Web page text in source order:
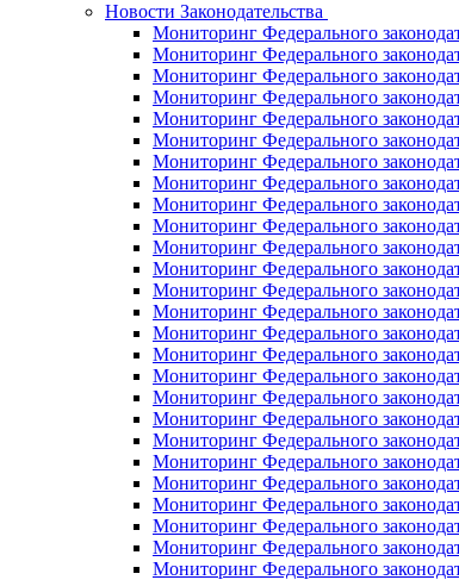
Новости Законодательства
Мониторинг Федерального
Мониторинг Федерального
Мониторинг Федерального
Мониторинг Федерального
Мониторинг Федерального
Мониторинг Федерального
Мониторинг Федерального
Мониторинг Федерального
Мониторинг Федерального
Мониторинг Федерального
Мониторинг Федерального
Мониторинг Федерального
Мониторинг Федерального
Мониторинг Федерального
Мониторинг Федерального
Мониторинг Федерального
Мониторинг Федерального
Мониторинг Федерального
Мониторинг Федерального
Мониторинг Федерального
Мониторинг Федерального
Мониторинг Федерального
Мониторинг Федерального
Мониторинг Федерального
Мониторинг Федерального
Мониторинг Федерального